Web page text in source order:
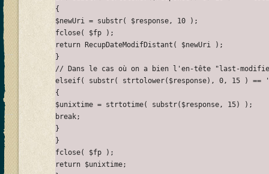
{
$newUri = substr( $response, 10 );
fclose( $fp );
return RecupDateModifDistant( $newUri );
}
// Dans le cas où on a bien l'en-tête "last-
elseif( substr( strtolower($response), 0, 15 )
{
$unixtime = strtotime( substr($response, 15) );
break;
}
}
fclose( $fp );
return $unixtime;